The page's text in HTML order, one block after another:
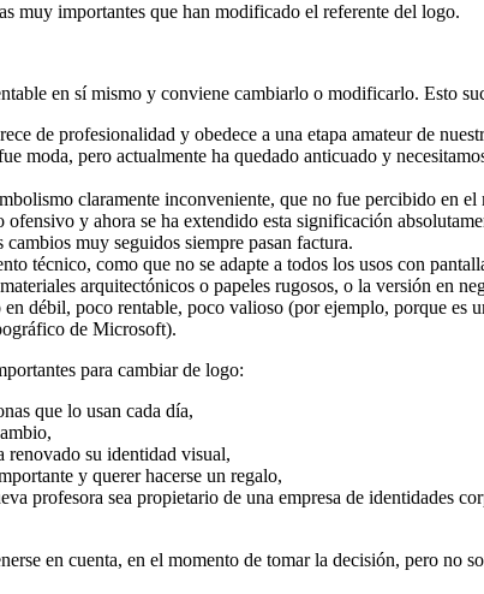
muy importantes que han modificado el referente del logo.
en sí mismo y conviene cambiarlo o modificarlo. Esto
de profesionalidad y obedece a una etapa amateur de
moda, pero actualmente ha quedado anticuado y
claramente inconveniente, que no fue percibido en
ofensivo y ahora se ha extendido esta significación
muy seguidos siempre pasan factura.
técnico, como que no se adapte a todos los usos con
arquitectónicos o papeles rugosos, o la versión en
débil, poco rentable, poco valioso (por ejemplo, porque
de Microsoft).
para cambiar de logo:
que lo usan cada día,
renovado su identidad visual,
y querer hacerse un regalo,
profesora sea propietario de una empresa de identidades
en cuenta, en el momento de tomar la decisión, pero